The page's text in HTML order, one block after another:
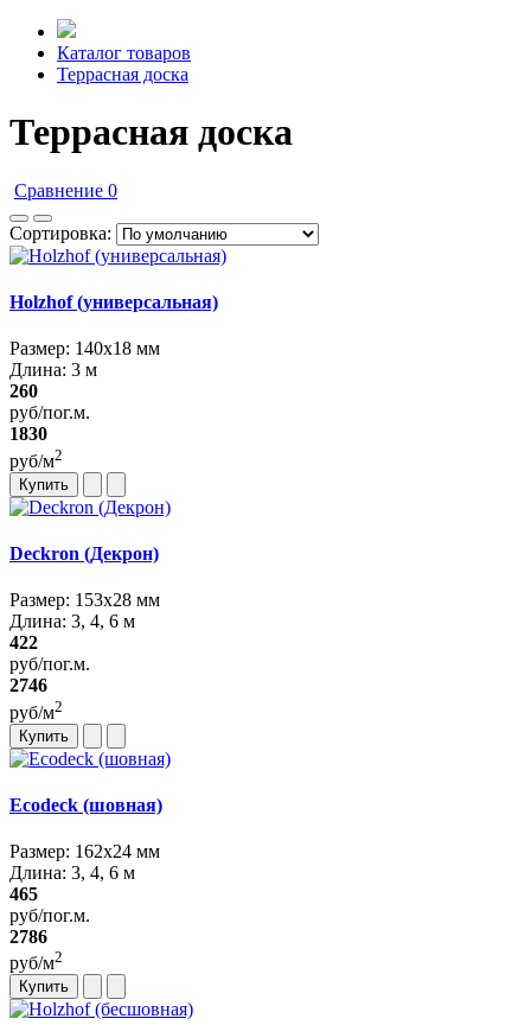
Каталог товаров
Террасная доска
Террасная доска
Сравнение 0
Сортировка:
Holzhof (универсальная)
Размер: 140x18 мм
Длина: 3 м
260
руб/пог.м.
1830
руб/м2
Купить
Deckron (Декрон)
Размер: 153х28 мм
Длина: 3, 4, 6 м
422
руб/пог.м.
2746
руб/м2
Купить
Ecodeck (шовная)
Размер: 162х24 мм
Длина: 3, 4, 6 м
465
руб/пог.м.
2786
руб/м2
Купить